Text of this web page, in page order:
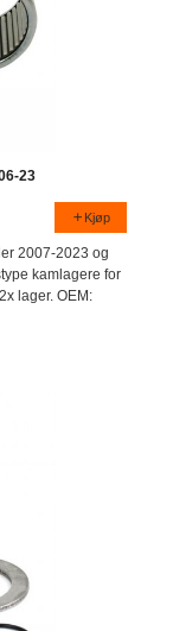
23
Kjøp
2007-2023 og
kamlagere for
lager. OEM: